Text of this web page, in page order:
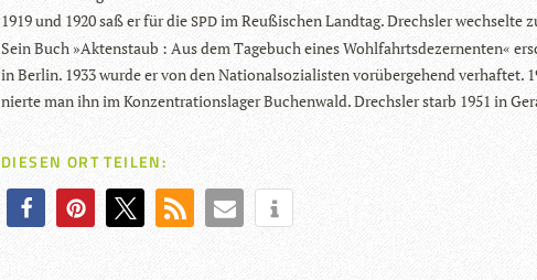
1919 und 1920 saß er für dieSPDim Reu­ßi­schen Land­tag. Drechs­ler wech­selte
Sein Buch »Akten­staub : Aus dem Tage­buch eines Wohl­fahrts­de­zer­nen­ten«
in Ber­lin. 1933 wurde er von den Natio­nal­so­zia­lis­ten vor­über­ge­hend ver­haf­tet.
nierte man ihn im Kon­zen­tra­ti­ons­la­ger Buchen­wald. Drechs­ler starb 1951 in
DIESEN ORT TEILEN: